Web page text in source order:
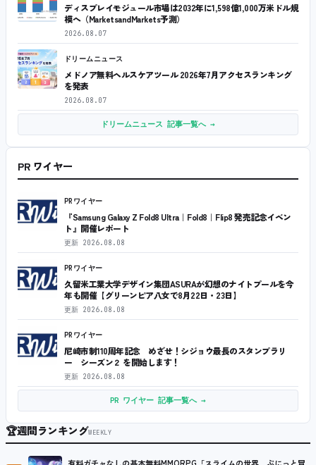
ディスプレイモジュール市場は2032年に1,598億1,000万米ドル規
模へ（MarketsandMarkets予測）
2026.08.07
ドリームニュース
メドノア無料ヘルスケアツール 2026年7月アクセスランキング
を発表
2026.08.07
ドリームニュース 記事一覧へ →
PR ワイヤー
PRワイヤー
『Samsung Galaxy Z Fold8 Ultra｜Fold8｜Flip8 発売記念イベン
ト』開催レポート
更新 2026.08.08
PRワイヤー
久留米工業大学デザイン集団ASURAが幻想のナイトプールを今
年も開催【グリーンピア八女で8月22日・23日】
更新 2026.08.08
PRワイヤー
尼崎市制110周年記念 めざせ！シジョウ最長のスタンプラリ
ー シーズン２ を開始します！
更新 2026.08.08
PR ワイヤー 記事一覧へ →
🏆週間ランキングWEEKLY